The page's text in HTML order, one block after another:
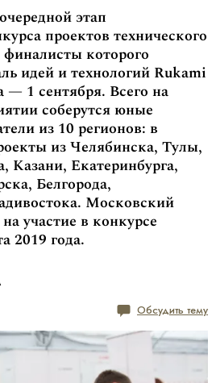
этап
проектов технического
которого
идей и технологий Rukami
— 1 сентября. Всего на
соберутся юные
из 10 регионов: в
из Челябинска, Тулы,
Казани, Екатеринбурга,
Белгорода,
Московский
участие в конкурсе
2019 года.
Обсудить тему